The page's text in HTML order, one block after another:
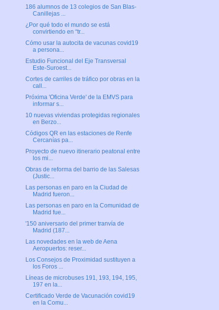
186 alumnos de 13 colegios de San Blas-
Canillejas ...
¿Por qué todo el mundo se está
convirtiendo en “tr...
Cómo usar la autocita de vacunas covid19
a persona...
Estudio Funcional del Eje Transversal
Este-Suroest...
Cortes de carriles de tráfico por obras en la
call...
Próxima 'Oficina Verde' de la EMVS para
informar s...
10 nuevas viviendas protegidas regionales
en Berzo...
Códigos QR en las estaciones de Renfe
Cercanías pa...
Proyecto de nuevo itinerario peatonal entre
los mi...
Obras de reforma del barrio de las Salesas
(Justic...
Las personas en paro en la Ciudad de
Madrid fueron...
Las personas en paro en la Comunidad de
Madrid fue...
'150 aniversario del primer tranvía de
Madrid (187...
Las novedades en la web de Aena
Aeropuertos: reser...
Los Consejos de Proximidad sustituyen a
los Foros ...
Líneas de microbuses 191, 193, 194, 195,
197 en la...
Certificado Verde de Vacunación covid19
en la Comu...